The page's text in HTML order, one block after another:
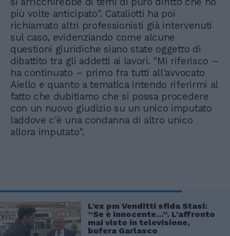
più volte anticipato". Cataliotti ha poi
richiamato altri professionisti già intervenuti
sul caso, evidenziando come alcune
questioni giuridiche siano state oggetto di
dibattito tra gli addetti ai lavori. "Mi riferisco –
ha continuato – primo fra tutti all'avvocato
Aiello e quanto a tematica intendo riferirmi al
fatto che dubitiamo che si possa procedere
con un nuovo giudizio su un unico imputato
laddove c'è una condanna di altro unico
allora imputato".
L'ex pm Venditti sfida Stasi:
“Se è innocente...”. L'affronto
mai visto in televisione,
bufera Garlasco